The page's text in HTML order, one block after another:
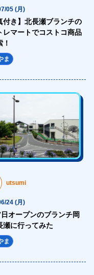
05 (月)
付き】北長瀬ブランチの
レマートでコストコ商品
ま
utsumi
24 (月)
オープンのブランチ岡
瀬に行ってみた
ま
31 (水)</p>
『おかやま子育て応援宣
クリエイトが<br>できる
topNav-link1">
1023px)"
themes/wp-hajime2021/